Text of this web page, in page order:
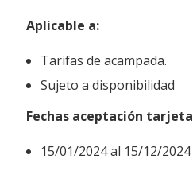
Aplicable a:
Tarifas de acampada.
Sujeto a disponibilidad
Fechas aceptación tarjeta
15/01/2024 al 15/12/2024